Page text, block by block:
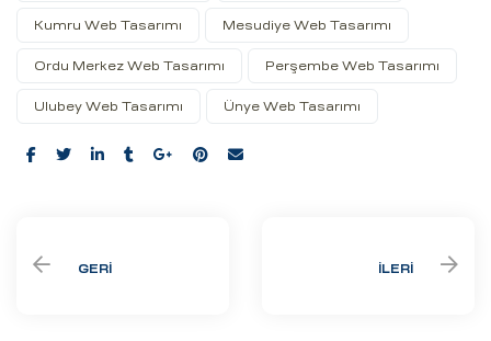
Kumru Web Tasarımı Mesudiye Web Tasarımı
Ordu Merkez Web Tasarımı Perşembe Web Tasarımı
Ulubey Web Tasarımı Ünye Web Tasarımı
Share:
GERI İLERI